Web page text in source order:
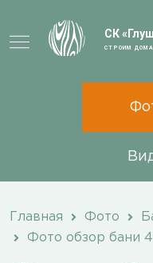
СК
СТРОИМ
Главная Фото
Фото обзор бани